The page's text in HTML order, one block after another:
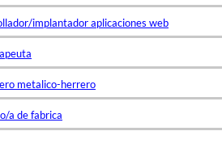
implantador aplicaciones web
metalico-herrero
a de fabrica